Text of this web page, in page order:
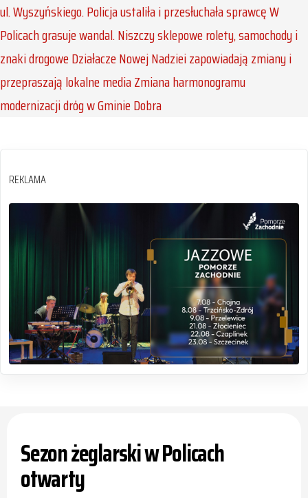
ul. Wyszyńskiego. Policja ustaliła i przesłuchała sprawcęW
Policach grasuje wandal. Niszczy sklepowe rolety, samochody i
znaki drogoweDziałacze Nowej Nadziei zapowiadają zmiany i
przepraszają lokalne mediaZmiana harmonogramu
modernizacji dróg w Gminie Dobra
Sezon żeglarski w Policach
otwarty